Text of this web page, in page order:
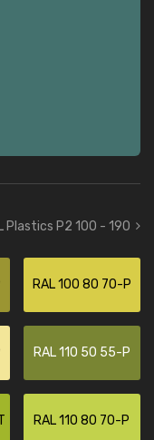
Plastics P2 100 - 190
RAL 100 80 70-P
RAL 110 50 55-P
RAL 110 80 70-P